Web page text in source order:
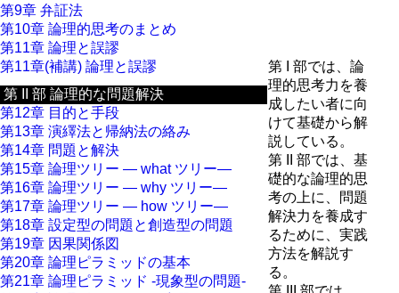
第9章 弁証法
第10章 論理的思考のまとめ
第11章 論理と誤謬
第11章(補講) 論理と誤謬
第 II 部 論理的な問題解決
第12章 目的と手段
第13章 演繹法と帰納法の絡み
第14章 問題と解決
第15章 論理ツリー ― what ツリー―
第16章 論理ツリー ― why ツリー―
第17章 論理ツリー ― how ツリー―
第18章 設定型の問題と創造型の問題
第19章 因果関係図
第20章 論理ピラミッドの基本
第21章 論理ピラミッド -現象型の問題-
第 I 部では、論
理的思考力を養
成したい者に向
けて基礎から解
説している。
第 II 部では、基
礎的な論理的思
考の上に、問題
解決力を養成す
るために、実践
方法を解説す
る。